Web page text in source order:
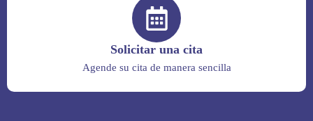
Solicitar una cita
Agende su cita de manera sencilla